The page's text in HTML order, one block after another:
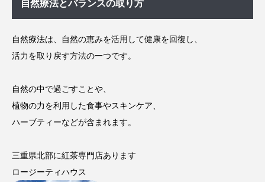
自然療法とバランスの取り方
自然療法は、自然の恵みを活用して健康を回復し、
活力を取り戻す方法の一つです。
自然の中で過ごすことや、
植物の力を利用した食事やスキンケア、
ハーブティーなどが含まれます。
三重県北部に紅茶専門店あります
ロージーティハウス